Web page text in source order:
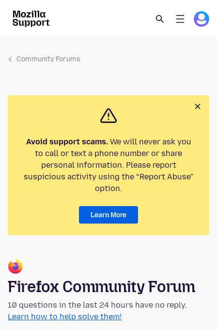
Community Forums
Avoid support scams.We will never ask you
to call or text a phone number or share
personal information. Please report
suspicious activity using the “Report Abuse”
option.
Learn More
Firefox Community Forum
10 questions in the last 24 hours have no reply.
Learn how to help solve them!